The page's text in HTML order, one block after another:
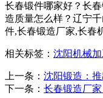
长春锻件哪家好？长
造质量怎么样？辽宁
件,长春锻造厂家,长春
相关标签： 沈阳机械
上一条： 沈阳锻造：
下一条： 长春锻造厂